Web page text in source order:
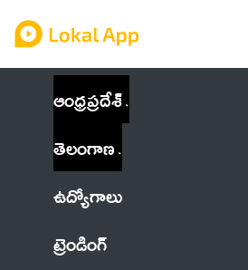
ఆంధ్రప్రదేశ్
తెలంగాణ
ఉద్యోగాలు
ట్రెండింగ్